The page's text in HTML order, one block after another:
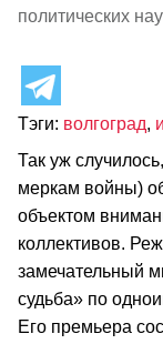
политических
Тэги: волгоград,
Так уж
меркам войны)
объектом
коллективов.
замечательный
судьба» по
Его премьера